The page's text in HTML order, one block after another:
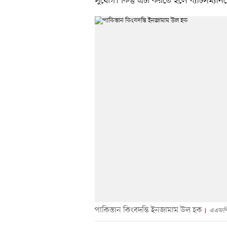
পাকিস্তান কিংবদন্তি ইনজামাম উল হক